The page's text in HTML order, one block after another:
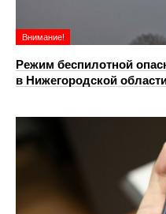
Внимание!
Режим беспилотной
в Нижегородской